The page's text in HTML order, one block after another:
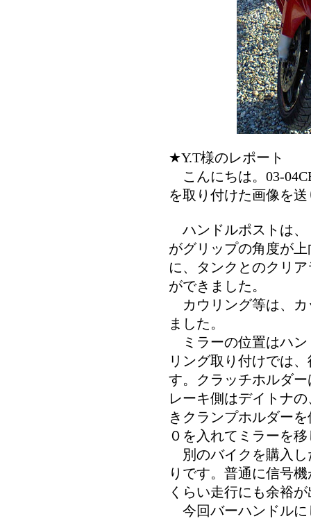
★Y.T様のレポート
こんにちは。03-
を取り付けた画像を
ハンドルポストは、
がグリップの角度が
に、タンクとのクリ
ができました。
カウリング等は、カ
ました。
ミラーの位置はハン
リング取り付けでは
す。クラッチホルダー
レーキ側はデイトナ
きクランプホルダー
０を入れてミラーを
別のバイクを購入し
りです。普通に信号
くらい走行にも余裕
今回バーハンドルに